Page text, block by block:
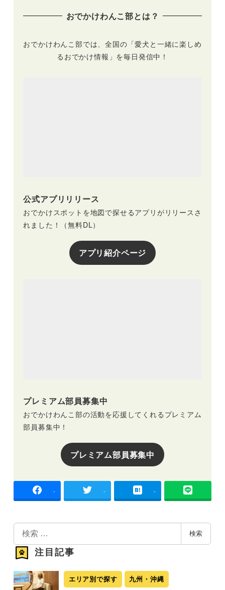
おでかけわんこ部とは？
おでかけわんこ部では、全国の「愛犬と一緒に楽しめ
るおでかけ情報」を毎日発信中！
公式アプリリリース
おでかけスポットを地図で探せるアプリがリリースさ
れました！（無料DL）
アプリ紹介ページ
プレミアム部員募集中
おでかけわんこ部の活動を応援してくれるプレミアム
部員募集中！
プレミアム部員募集中
- - -
検
索
検索
注目記事
エリア別で探す 九州・沖縄